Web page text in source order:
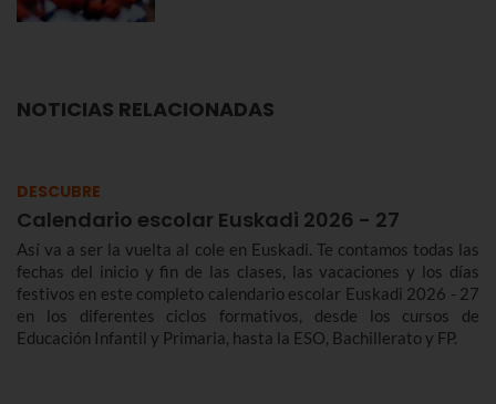
NOTICIAS RELACIONADAS
DESCUBRE
Calendario escolar Euskadi 2026 - 27
Así va a ser la vuelta al cole en Euskadi. Te contamos todas las
fechas del inicio y fin de las clases, las vacaciones y los días
festivos en este completo calendario escolar Euskadi 2026 - 27
en los diferentes ciclos formativos, desde los cursos de
Educación Infantil y Primaria, hasta la ESO, Bachillerato y FP.